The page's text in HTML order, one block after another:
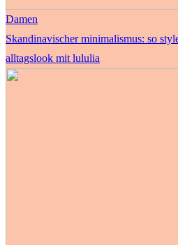
Damen
Skandinavischer minimalismus: so
alltagslook mit lululia